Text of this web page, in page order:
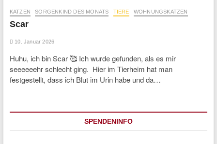
KATZEN SORGENKIND DES MONATS TIERE WOHNUNGSKATZEN
Scar
10. Januar 2026
Huhu, ich bin Scar 🥰 Ich wurde gefunden, als es mir
seeeeeehr schlecht ging. Hier im Tierheim hat man
festgestellt, dass ich Blut im Urin habe und da…
SPENDENINFO